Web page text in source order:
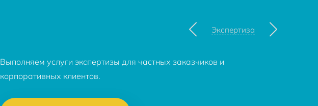
Экспертиза
Выполняем услуги экспертизы для частных заказчиков и
корпоративных клиентов.